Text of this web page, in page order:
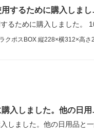
用するために購入しま
るために購入しました。
クポスBOX 縦228×横312×高
購入しました。他の日
しました。他の日用品と